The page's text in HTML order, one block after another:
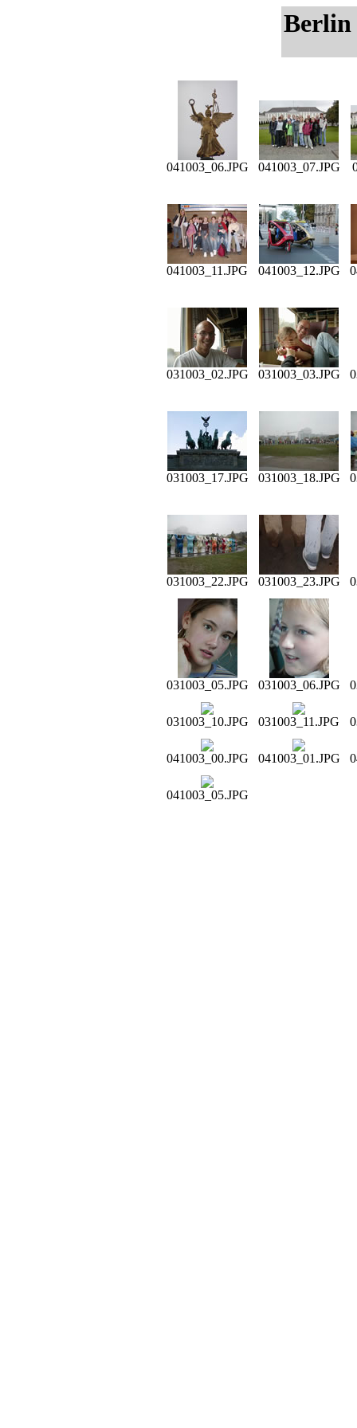
Berlin
041003_06.JPG 041003_07.JPG
041003_11.JPG 041003_12.JPG
031003_02.JPG 031003_03.JPG
031003_17.JPG 031003_18.JPG
031003_22.JPG 031003_23.JPG
031003_05.JPG 031003_06.JPG
031003_10.JPG 031003_11.JPG
041003_00.JPG 041003_01.JPG
041003_05.JPG